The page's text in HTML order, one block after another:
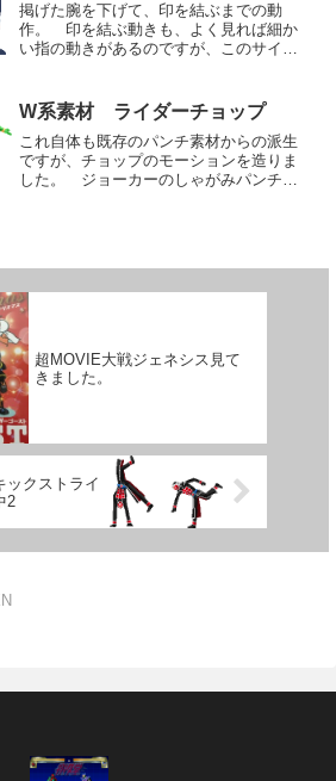
掲げた腕を下げて、印を結ぶまでの動
作。 印を結ぶ動きも、よく見れば細か
い指の動きがあるのですが、このサイズ
浮かび上がるエフェクトを重ねることに
なるので、更に目立たないも...
W系素材 ライダーチョップ
これ自体も既存のパンチ素材からの派生
ですが、チョップのモーションを造りま
した。 ジョーカーのしゃがみパンチに
超MOVIE大戦ジェネシス見て
きました。
ックストライ
2